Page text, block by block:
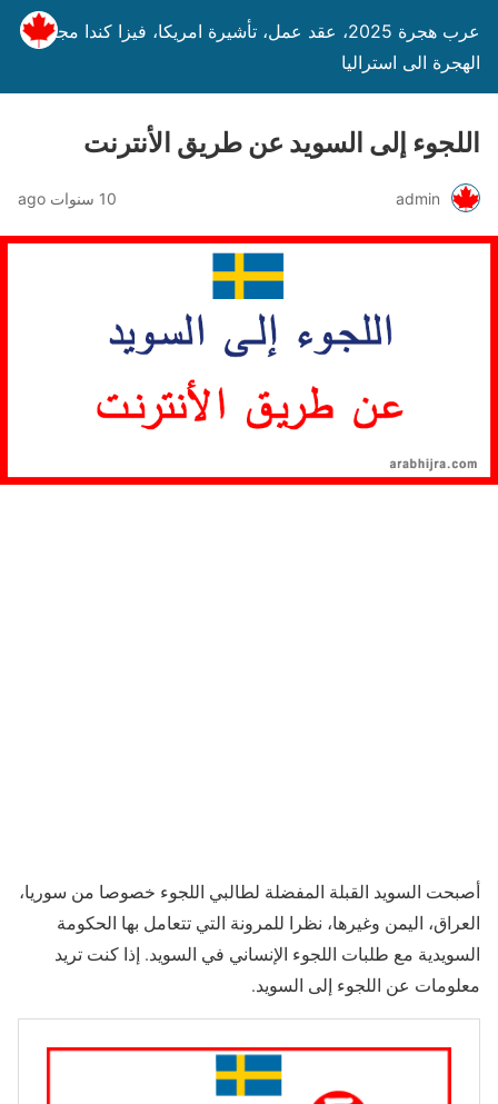
عرب هجرة 2025، عقد عمل، تأشيرة امريكا، فيزا كندا مجانا،
الهجرة الى استراليا
اللجوء إلى السويد عن طريق الأنترنت
admin 10 سنوات ago
أصبحت السويد القبلة المفضلة لطالبي اللجوء خصوصا من سوريا،
العراق، اليمن وغيرها، نظرا للمرونة التي تتعامل بها الحكومة
السويدية مع طلبات اللجوء الإنساني في السويد. إذا كنت تريد
معلومات عن اللجوء إلى السويد.